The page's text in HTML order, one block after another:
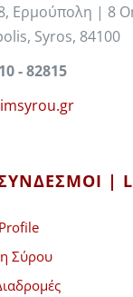
Ερμούπολη | 8
Syros, 84100
- 82815
|
Σύρου